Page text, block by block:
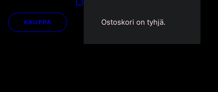
KAUPPA Ostoskori on tyhjä.